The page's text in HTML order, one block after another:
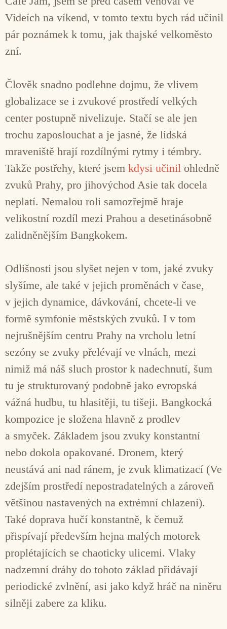
Videích na víkend, v tomto textu bych rád učinil
pár poznámek k tomu, jak thajské velkoměsto
zní.
Člověk snadno podlehne dojmu, že vlivem
globalizace se i zvukové prostředí velkých
center postupně nivelizuje. Stačí se ale jen
trochu zaposlouchat a je jasné, že lidská
mraveniště hrají rozdílnými rytmy i témbry.
Takže postřehy, které jsem kdysi učinil ohledně
zvuků Prahy, pro jihovýchod Asie tak docela
neplatí. Nemalou roli samozřejmě hraje
velikostní rozdíl mezi Prahou a desetinásobně
zalidněnějším Bangkokem.
Odlišnosti jsou slyšet nejen v tom, jaké zvuky
slyšíme, ale také v jejich proměnách v čase,
v jejich dynamice, dávkování, chcete-li ve
formě symfonie městských zvuků. I v tom
nejrušnějším centru Prahy na vrcholu letní
sezóny se zvuky přelévají ve vlnách, mezi
nimiž má náš sluch prostor k nadechnutí, šum
tu je strukturovaný podobně jako evropská
vážná hudbu, tu hlasitěji, tu tišeji. Bangkocká
kompozice je složena hlavně z prodlev
a smyček. Základem jsou zvuky konstantní
nebo dokola opakované. Dronem, který
neustává ani nad ránem, je zvuk klimatizací (Ve
zdejším prostředí nepostradatelných a zároveň
většinou nastavených na extrémní chlazení).
Také doprava hučí konstantně, k čemuž
přispívají především hejna malých motorek
proplétajících se chaoticky ulicemi. Vlaky
nadzemní dráhy do tohoto základ přidávají
periodické zvlnění, asi jako když hráč na niněru
silněji zabere za kliku.